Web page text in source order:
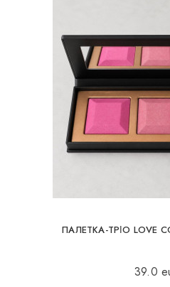
ПАЛЕТКА-ТРІО LOVE
39.0